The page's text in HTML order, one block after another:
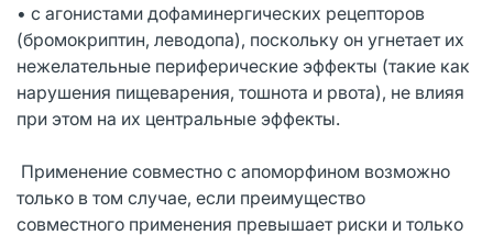
• с агонистами дофаминергических рецепторов
(бромокриптин, леводопа), поскольку он угнетает их
нежелательные периферические эффекты (такие как
нарушения пищеварения, тошнота и рвота), не влияя
при этом на их центральные эффекты.
Применение совместно с апоморфином возможно
только в том случае, если преимущество
совместного применения превышает риски и только